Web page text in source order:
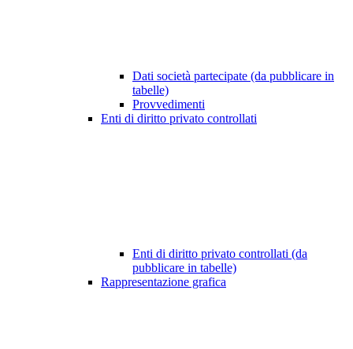
Dati società partecipate (da pubblicare in
tabelle)
Provvedimenti
Enti di diritto privato controllati
Enti di diritto privato controllati (da
pubblicare in tabelle)
Rappresentazione grafica